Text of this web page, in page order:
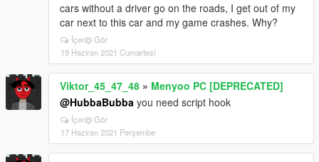
cars without a driver go on the roads, I get out of my
car next to this car and my game crashes. Why?
İçeriği Gör
19 Haziran 2021 Cumartesi
Viktor_45_47_48 » Menyoo PC [DEPRECATED]
@HubbaBubba you need script hook
İçeriği Gör
17 Haziran 2021 Perşembe